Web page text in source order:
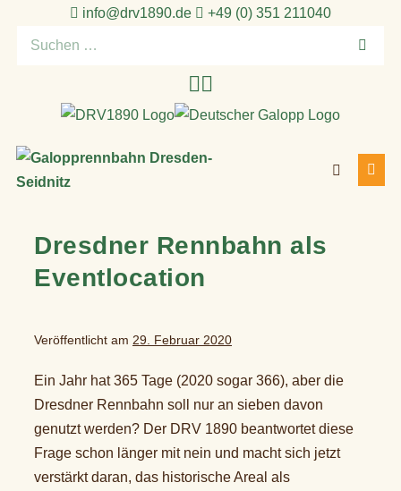
info@drv1890.de​
+49 (0) 351 211040
Suchen
Suche-
Dresdner Rennbahn als
Eventlocation
Veröffentlicht am 29. Februar 2020
Ein Jahr hat 365 Tage (2020 sogar 366), aber die
Dresdner Rennbahn soll nur an sieben davon
genutzt werden? Der DRV 1890 beantwortet diese
Frage schon länger mit nein und macht sich jetzt
verstärkt daran, das historische Areal als